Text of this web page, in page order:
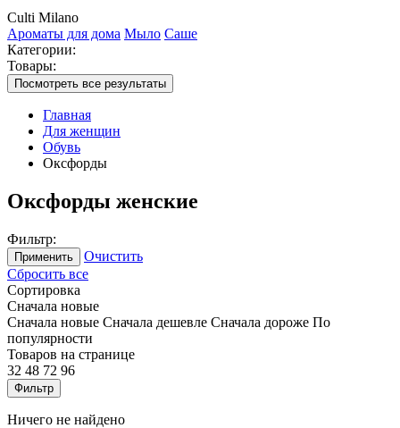
Culti Milano
Ароматы для дома Мыло Саше
Категории:
Товары:
Посмотреть все результаты
Главная
Для женщин
Обувь
Оксфорды
Оксфорды женские
Фильтр:
Применить
Очистить
Сбросить все
Сортировка
Сначала новые
Сначала новые Сначала дешевле Сначала дороже По
популярности
Товаров на странице
32 48 72 96
Фильтр
Ничего не найдено